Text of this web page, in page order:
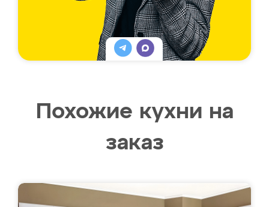
Похожие кухни на
заказ